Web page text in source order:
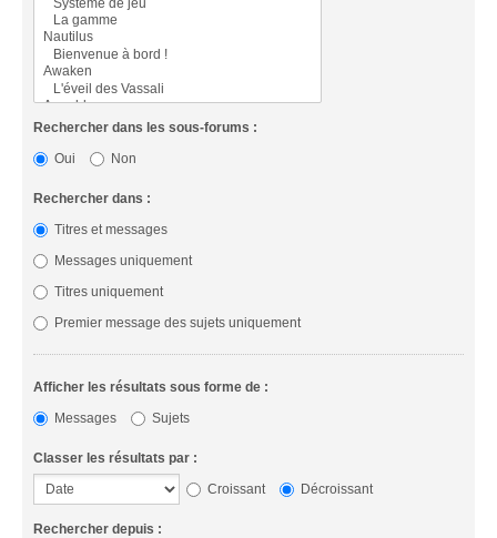
Rechercher dans les sous-forums :
Oui
Non
Rechercher dans :
Titres et messages
Messages uniquement
Titres uniquement
Premier message des sujets uniquement
Afficher les résultats sous forme de :
Messages
Sujets
Classer les résultats par :
Croissant
Décroissant
Rechercher depuis :